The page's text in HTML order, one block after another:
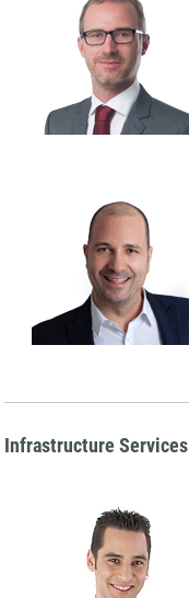
Infrastructure Services